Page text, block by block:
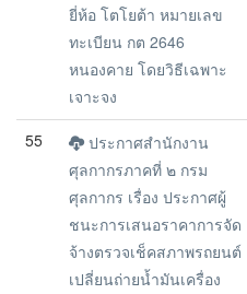
ยี่ห้อ โตโยต้า หมายเลข
ทะเบียน กต 2646
หนองคาย โดยวิธีเฉพาะ
เจาะจง
55
ประกาศสำนักงาน
ศุลกากรภาคที่ ๒ กรม
ศุลกากร เรื่อง ประกาศผู้
ชนะการเสนอราคาการจัด
จ้างตรวจเช็คสภาพรถยนต์
เปลี่ยนถ่ายน้ำมันเครื่อง